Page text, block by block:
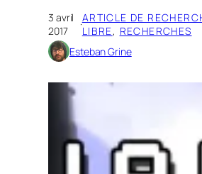
3 avril
2017
·ARTICLE DE
LIBRE, RECHERCHES
Esteban Grine